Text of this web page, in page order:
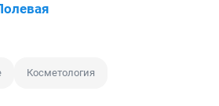
Косметология